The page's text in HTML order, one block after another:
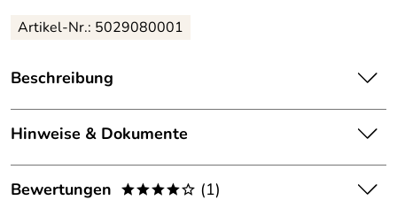
Artikel-Nr.: 5029080001
Beschreibung
Hepco & Becker Motorschutzbügel BMW R 1150 GS
Passgenauer stabil gefertigter Motorschutzbügel für die
Qualität von Hepco & Becker
Farbe: schwarz
Hinweise & Dokumente
Dokumente zum Download:
Bewertungen ****o (1)